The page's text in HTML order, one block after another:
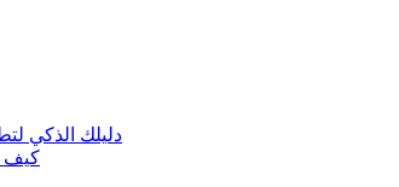
دليلك الذكي
كيف